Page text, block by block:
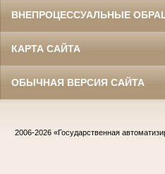
ВНЕПРОЦЕССУАЛЬНЫЕ
КАРТА САЙТА
ОБЫЧНАЯ ВЕРСИЯ САЙТА
2006-2026 «Государственная